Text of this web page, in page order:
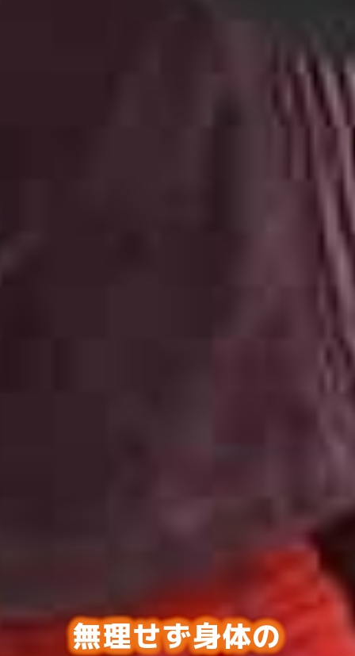
無理せず身体の